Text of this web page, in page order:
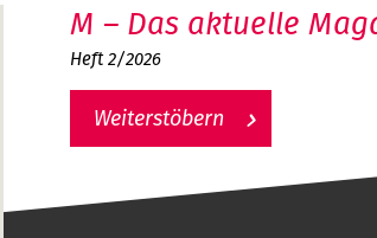
M – Das aktuelle
Heft 2/2026
Weiterstöbern